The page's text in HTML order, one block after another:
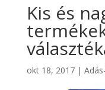
Kis és
okt 18, 2017|